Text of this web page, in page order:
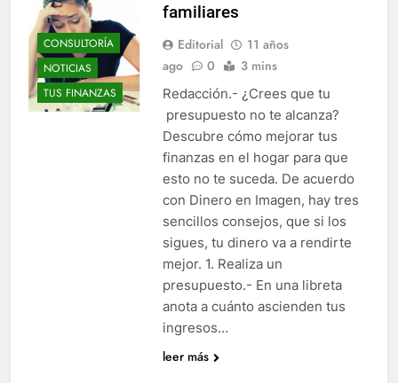
CONSULTORÍA
NOTICIAS
TUS FINANZAS
familiares
Editorial
11 años
ago
0 3 mins
Redacción.- ¿Crees que tu
presupuesto no te alcanza?
Descubre cómo mejorar tus
finanzas en el hogar para que
esto no te suceda. De acuerdo
con Dinero en Imagen, hay tres
sencillos consejos, que si los
sigues, tu dinero va a rendirte
mejor. 1. Realiza un
presupuesto.- En una libreta
anota a cuánto ascienden tus
ingresos…
leer más